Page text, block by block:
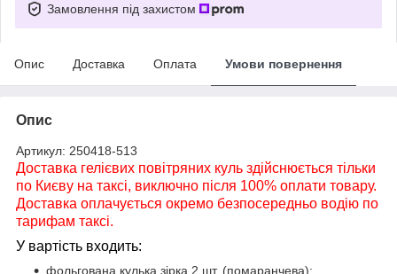
Замовлення під захистом
Опис Доставка Оплата Умови повернення
Опис
Артикул: 250418-513
Доставка гелієвих повітряних куль здійснюється тільки
по Києву на таксі, виключно після 100% оплати товару.
Доставка оплачується окремо безпосередньо водію по
тарифам таксі.
У вартість входить:
фольгована кулька зірка 2 шт. (помаранчева);